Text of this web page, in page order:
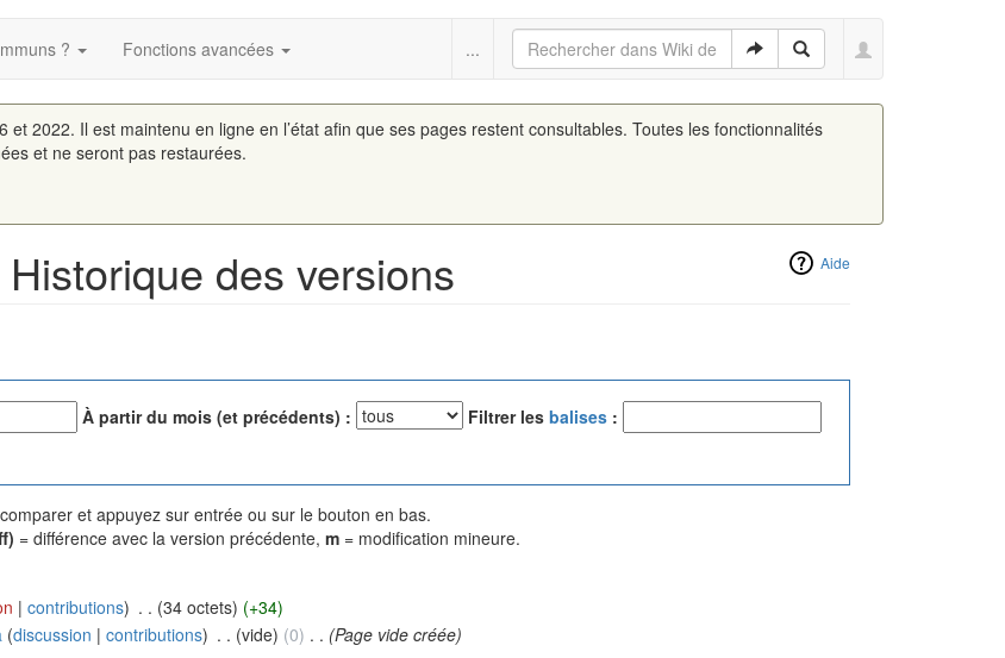
? Fonctions avancées ...
2022. Il est maintenu en ligne en l’état afin que ses pages restent consultables. Toutes les fonctionnalités
et ne seront pas restaurées.
Aide
des versions
À partir du mois (et précédents) : Filtrer les balises :
et appuyez sur entrée ou sur le bouton en bas.
= différence avec la version précédente, m = modification mineure.
|contributions) . . (34 octets) (+34)
(discussion |contributions) . . (vide) (0) . . (Page vide créée)